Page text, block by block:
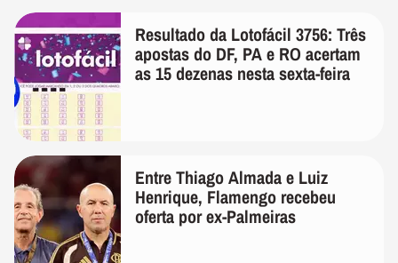
Resultado da Lotofácil 3756: Três
apostas do DF, PA e RO acertam
as 15 dezenas nesta sexta-feira
Entre Thiago Almada e Luiz
Henrique, Flamengo recebeu
oferta por ex-Palmeiras